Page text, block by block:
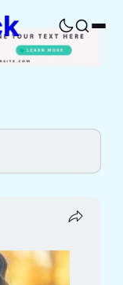
Buka